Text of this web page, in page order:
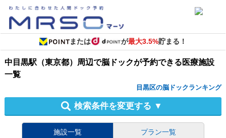
または が最大3.5%貯まる！
中目黒駅（東京都）周辺で脳ドックが予約できる医療施設
一覧
目黒区の脳ドックランキング
検索条件を変更する ▼
施設一覧 プラン一覧